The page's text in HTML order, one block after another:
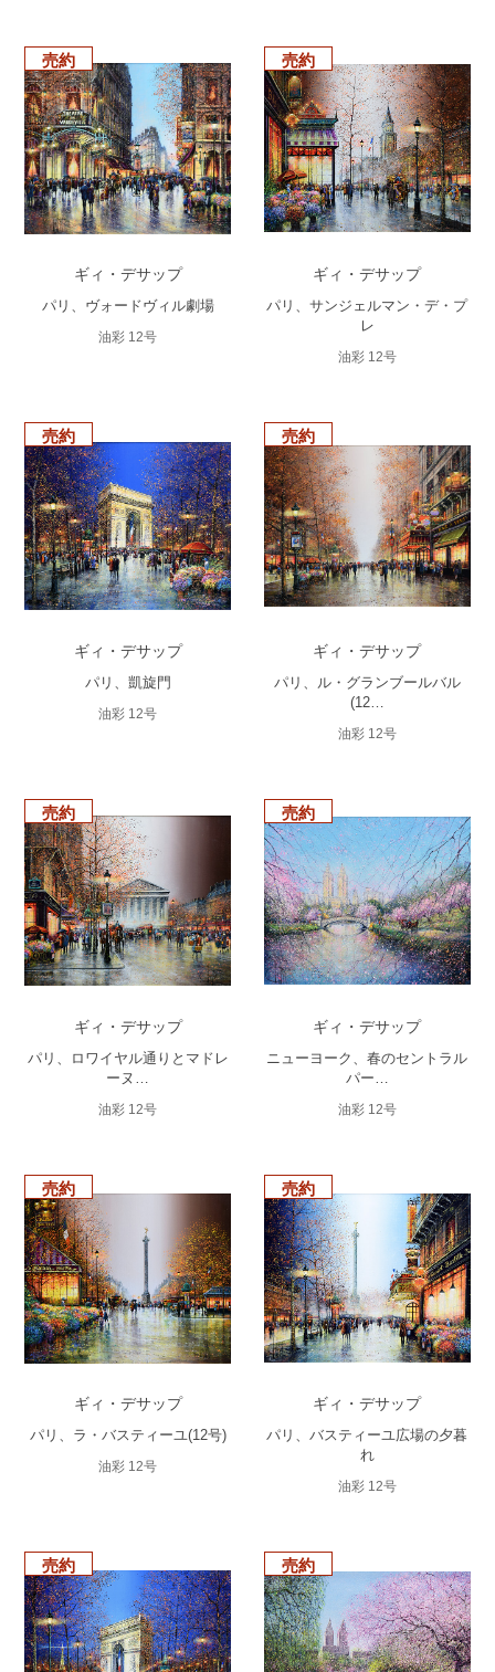
売約
ギィ・デサップ
パリ、ヴォードヴィル劇場
油彩 12号
売約
ギィ・デサップ
パリ、サンジェルマン・デ・プ
レ
油彩 12号
売約
ギィ・デサップ
パリ、凱旋門
油彩 12号
売約
ギィ・デサップ
パリ、ル・グランブールバル
(12…
油彩 12号
売約
ギィ・デサップ
パリ、ロワイヤル通りとマドレ
ーヌ…
油彩 12号
売約
ギィ・デサップ
ニューヨーク、春のセントラル
パー…
油彩 12号
売約
ギィ・デサップ
パリ、ラ・バスティーユ(12号)
油彩 12号
売約
ギィ・デサップ
パリ、バスティーユ広場の夕暮
れ
油彩 12号
売約 売約